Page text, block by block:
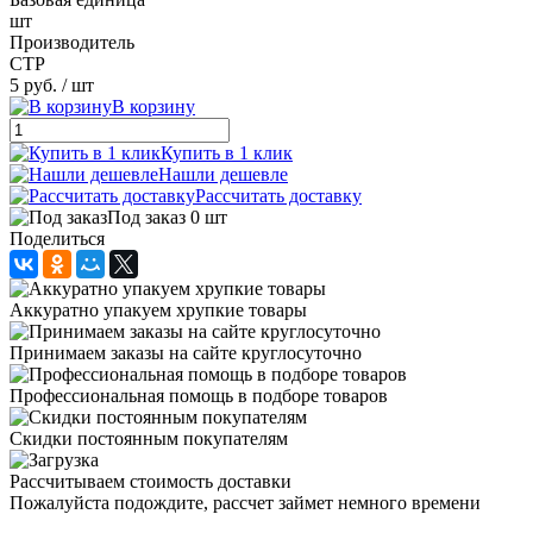
шт
Производитель
CTP
5 руб. / шт
В корзину
Купить в 1 клик
Нашли дешевле
Рассчитать доставку
Под заказ 0 шт
Поделиться
Аккуратно упакуем хрупкие товары
Принимаем заказы на сайте круглосуточно
Профессиональная помощь в подборе товаров
Скидки постоянным покупателям
Рассчитываем стоимость доставки
Пожалуйста подождите, рассчет займет немного времени